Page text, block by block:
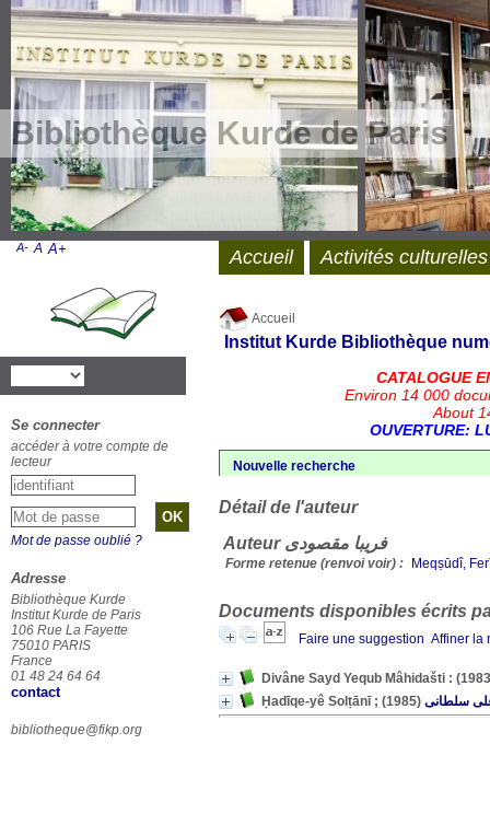
Bibliothèque Kurde de Paris
Accueil
Institut Kurde Bibliothèque
CATALOGUE
Environ 14 000
About
OUVERTURE:
Nouvelle recherche
Détail de l'auteur
Auteur فریبا مقصودی
Forme retenue (renvoi voir) : Meqṣūdî,
Documents disponibles écrits
Faire une suggestion Affiner la
سلطانی (1985)
Accueil Activités culturelles
A- A A+
Se connecter
accéder à votre compte de
lecteur
Mot de passe oublié ?
Adresse
Bibliothèque Kurde
Institut Kurde de Paris
106 Rue La Fayette
75010 PARIS
France
01 48 24 64 64
contact
bibliotheque@fikp.org